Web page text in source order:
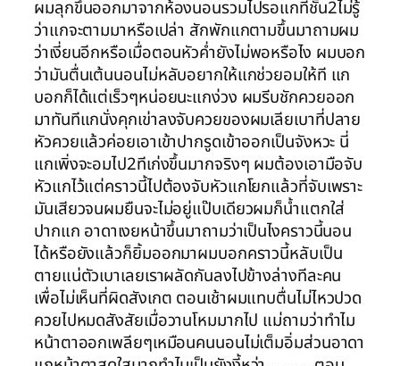
ผมลุกขึ้นออกมาจากห้องนอนรวมไปรอแกที่ชั้น2ไม่รู้
ว่าแกจะตามมาหรือเปล่า สักพักแกตามขึ้นมาถามผม
ว่าเงี่ยนอีกหรือเมื่อตอนหัวค่ำยังไม่พอหรือไง ผมบอก
ว่ามันตื่นเต้นนอนไม่หลับอยากให้แกช่วยอมให้ที แก
บอกก็ได้แต่เร็วๆหน่อยนะแกง่วง ผมรีบชักควยออก
มาทันทีแกนั่งคุกเข่าลงจับควยของผมเลียเบาที่ปลาย
หัวควยแล้วค่อยเอาเข้าปากรูดเข้าออกเป็นจังหวะ นี่
แกเพิ่งจะอมไป2ทีเก่งขึ้นมากจริงๆ ผมต้องเอามือจับ
หัวแกไว้แต่คราวนี้ไปต้องจับหัวแกโยกแล้วที่จับเพราะ
มันเสียวจนผมยืนจะไม่อยู่แป๊บเดียวผมก็น้ำแตกใส่
ปากแก อาดาเงยหน้าขึ้นมาถามว่าเป็นไงคราวนี้นอน
ได้หรือยังแล้วก็ยิ้มออกมาผมบอกคราวนี้หลับเป็น
ตายแน่ตัวเบาเลยเราผลัดกันลงไปข้างล่างทีละคน
เพื่อไม่เห็นที่ผิดสังเกต ตอนเช้าผมแทบตื่นไม่ไหวปวด
ควยไปหมดสังสัยเมื่อวานโหมมากไป แม่ถามว่าทำไม
หน้าตาออกเพลียๆเหมือนคนนอนไม่เต็มอิ่มส่วนอาดา